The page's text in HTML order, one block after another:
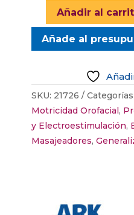
CABEZAL
VIBE
(ARK)
cantidad
Añadir al
Añade al
SKU: 21726 Categorías:
Motricidad Orofacial,
y Electroestimulación,
Masajeadores,